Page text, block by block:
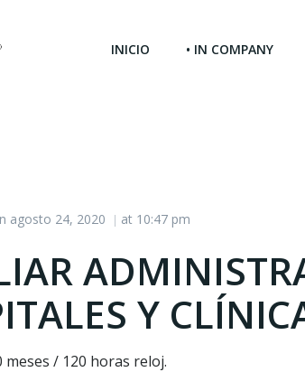
INICIO • IN COMPANY
agosto 24, 2020 | at 10:47 pm
Y
meses / 120 horas reloj.